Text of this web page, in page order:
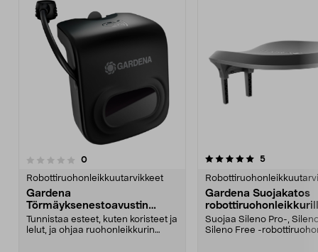
0arvostelut
Robottiruohonleikkuutarvikkeet
Gardena
Törmäyksenestoavustin
robottiruohonleikkuriin Sileno
Pro, Sileno Max ja Sileno Free
Tunnistaa esteet, kuten koristeet ja
lelut, ja ohjaa ruohonleikkurin
5.0viidestä
5arvostelut
Gardena Suojakatos
Sileno Pro, Sileno
Sileno Free
Suojaa Sileno Pro-,
Sileno Free -
1.0viidestä